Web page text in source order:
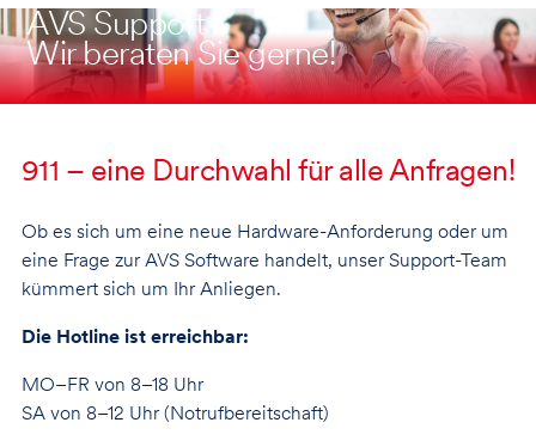
AVS Support
Wir beraten Sie gerne!
911 – eine Durchwahl für alle Anfragen!
Ob es sich um eine neue Hardware-Anforderung oder um
eine Frage zur AVS Software handelt, unser Support-Team
kümmert sich um Ihr Anliegen.
Die Hotline ist erreichbar:
MO–FR von 8–18 Uhr
SA von 8–12 Uhr (Notrufbereitschaft)